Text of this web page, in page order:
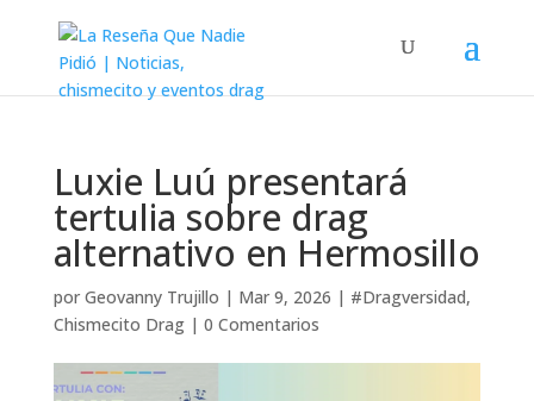
Luxie Luú presentará
tertulia sobre drag
alternativo en Hermosillo
por Geovanny Trujillo | Mar 9, 2026 | #Dragversidad,
Chismecito Drag| 0 Comentarios